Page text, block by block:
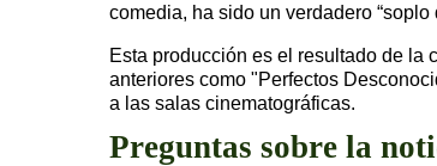
comedia, ha sido un verdadero “soplo
Esta producción es el resultado de la
anteriores como "Perfectos
a las salas cinematográficas.
Preguntas sobre la